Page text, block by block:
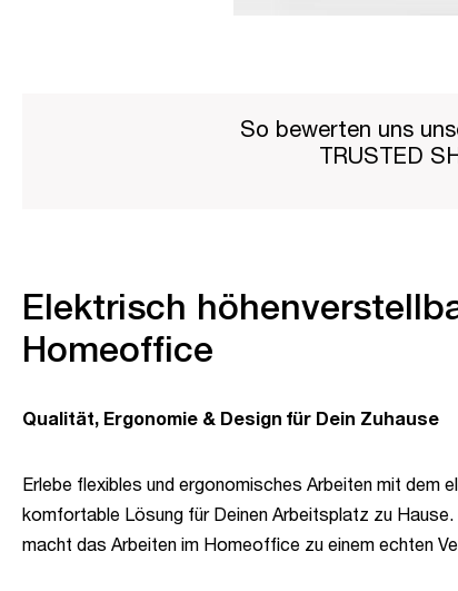
So bewerten uns
TRUSTED
Elektrisch
Homeoffice
Qualität, Ergonomie & Design für Dein Zuhause
Erlebe flexibles und ergonomisches Arbeiten mit dem
komfortable Lösung für Deinen Arbeitsplatz zu Hause.
macht das Arbeiten im Homeoffice zu einem echten